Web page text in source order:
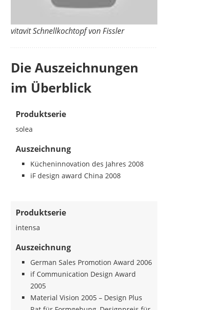
vitavit Schnellkochtopf von Fissler
Die Auszeichnungen
im Überblick
Produktserie
solea
Auszeichnung
Kücheninnovation des Jahres 2008
iF design award China 2008
Produktserie
intensa
Auszeichnung
German Sales Promotion Award 2006
if Communication Design Award
2005
Material Vision 2005 – Design Plus